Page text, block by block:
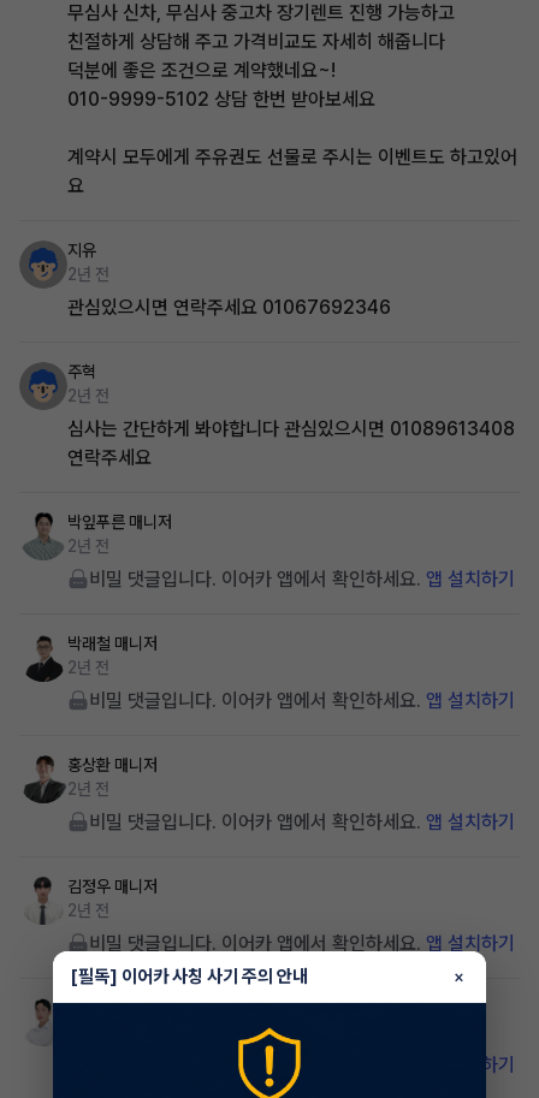
무심사 신차, 무심사 중고차 장기렌트 진행 가능하고
친절하게 상담해 주고 가격비교도 자세히 해줍니다
덕분에 좋은 조건으로 계약했네요~!
010-9999-5102 상담 한번 받아보세요
계약시 모두에게 주유권도 선물로 주시는 이벤트도 하고있어
요
지유
2년 전
관심있으시면 연락주세요 01067692346
주혁
2년 전
심사는 간단하게 봐야합니다 관심있으시면 01089613408
연락주세요
박잎푸른 매니저
2년 전
비밀 댓글입니다. 이어카 앱에서 확인하세요. 앱 설치하기
박래철 매니저
2년 전
비밀 댓글입니다. 이어카 앱에서 확인하세요. 앱 설치하기
홍상환 매니저
2년 전
비밀 댓글입니다. 이어카 앱에서 확인하세요. 앱 설치하기
김정우 매니저
2년 전
비밀 댓글입니다. 이어카 앱에서 확인하세요. 앱 설치하기
김민우매니저
비밀 댓글입니다. 이어카 앱에서 확인하세요. 앱 설치하기
[필독] 이어카 사칭 사기 주의 안내 ×